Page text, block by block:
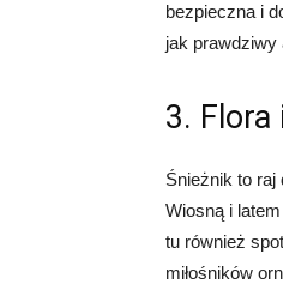
bezpieczna i
jak prawdziwy
3. Flora
Śnieżnik to raj
Wiosną i
tu również
miłośników